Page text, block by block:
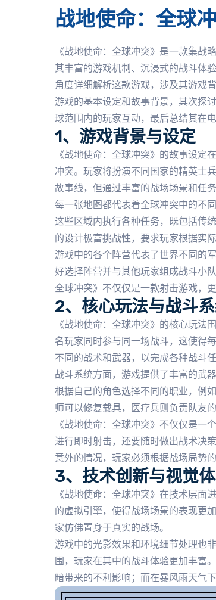
战地使命：全球
《战地使命：全球冲突》是一款集战
其丰富的游戏机制、沉浸式的战斗体
角度详细解析这款游戏，涉及其游戏
游戏的基本设定和故事背景，其次探
球范围内的玩家互动，最后总结其在
1、游戏背景与设定
《战地使命：全球冲突》的故事设定
冲突。玩家将扮演不同国家的精英士
故事线，但通过丰富的战场场景和任
每一张地图都代表着全球冲突中的不
这些区域内执行各种任务，既包括传
的设计极富挑战性，要求玩家根据实
游戏中的各个阵营代表了世界不同的
好选择阵营并与其他玩家组成战斗小
全球冲突》不仅仅是一款射击游戏，
2、核心玩法与战斗
《战地使命：全球冲突》的核心玩
名玩家同时参与同一场战斗，这使得
不同的战术和武器，以完成各种战斗任
战斗系统方面，游戏提供了丰富的武
根据自己的角色选择不同的职业，例
师可以修复载具，医疗兵则负责队友
《战地使命：全球冲突》不仅仅是一
进行即时射击，还要随时做出战术决
意外的情况，玩家必须根据战场局势
3、技术创新与视觉
《战地使命：全球冲突》在技术层面
的虚拟引擎，使得战场场景的表现更
家仿佛置身于真实的战场。
游戏中的光影效果和环境细节处理也
围，玩家在其中的战斗体验更加丰富
暗带来的不利影响；而在暴风雨天气